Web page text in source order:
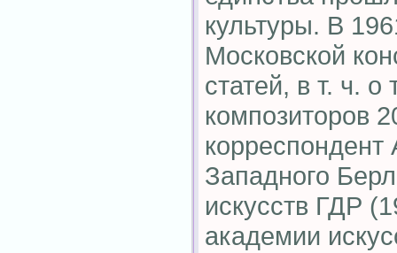
культуры. В
Московской
статей, в т. ч. о
композиторов
корреспондент
Западного
искусств ГДР
академии